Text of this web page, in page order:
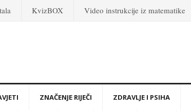
KvizBOX Video instrukcije iz matematike
ZNAČENJE RIJEČI ZDRAVLJE I PSIHA